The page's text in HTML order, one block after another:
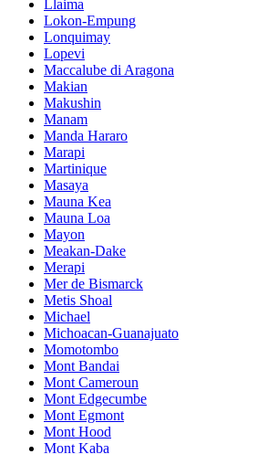
Llaima
Lokon-Empung
Lonquimay
Lopevi
Maccalube di Aragona
Makian
Makushin
Manam
Manda Hararo
Marapi
Martinique
Masaya
Mauna Kea
Mauna Loa
Mayon
Meakan-Dake
Merapi
Mer de Bismarck
Metis Shoal
Michael
Michoacan-Guanajuato
Momotombo
Mont Bandai
Mont Cameroun
Mont Edgecumbe
Mont Egmont
Mont Hood
Mont Kaba